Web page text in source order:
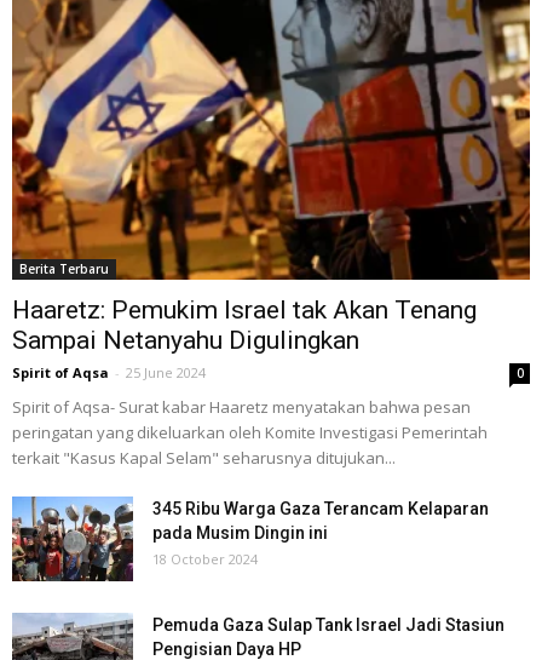
Berita Terbaru
Haaretz: Pemukim Israel tak Akan Tenang
Sampai Netanyahu Digulingkan
Spirit of Aqsa - 25 June 2024 0
Spirit of Aqsa- Surat kabar Haaretz menyatakan bahwa pesan
peringatan yang dikeluarkan oleh Komite Investigasi Pemerintah
terkait "Kasus Kapal Selam" seharusnya ditujukan...
345 Ribu Warga Gaza Terancam Kelaparan
pada Musim Dingin ini
18 October 2024
Pemuda Gaza Sulap Tank Israel Jadi Stasiun
Pengisian Daya HP